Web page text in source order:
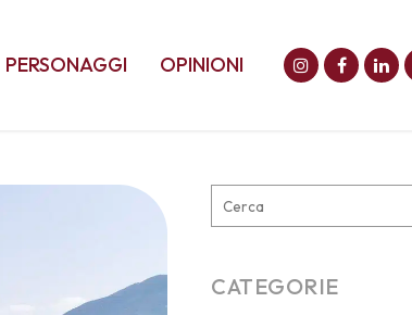
PERSONAGGI OPINIONI
CATEGORIE